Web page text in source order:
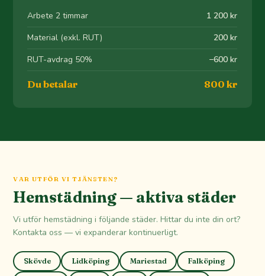
Arbete 2 timmar
1 200 kr
Material (exkl. RUT)
200 kr
RUT-avdrag 50%
−600 kr
Du betalar 800 kr
VAR UTFÖR VI TJÄNSTEN?
Hemstädning — aktiva städer
Vi utför hemstädning i följande städer. Hittar du inte din ort?
Kontakta oss — vi expanderar kontinuerligt.
Skövde Lidköping Mariestad Falköping